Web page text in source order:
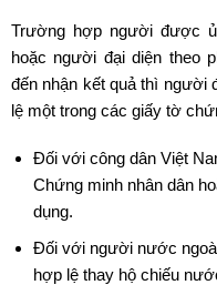
Trường hợp người được
hoặc người đại diện theo
đến nhận kết quả thì người
lệ một trong các giấy tờ
Đối với công dân Việt
Chứng minh nhân dân
dụng.
Đối với người nước
hợp lệ thay hộ chiếu